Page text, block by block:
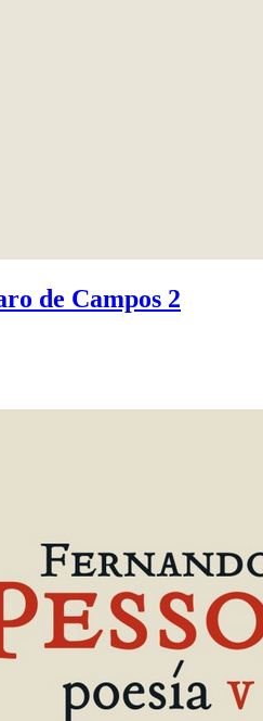
de Campos 2